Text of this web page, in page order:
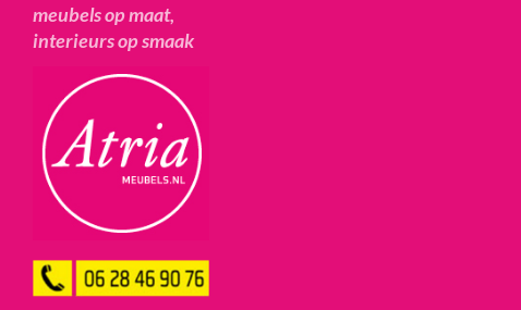
meubels op maat,
interieurs op smaak